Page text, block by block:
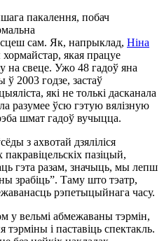
пакалення, побач
сам. Як, напрыклад, Ніна
якая працуе
на свеце. Ужо 48 гадоў яна
2003 годзе, застаў
які не толькі дасканала
разумее ўсю гэтую вялізную
шмат гадоў вучыцца.
з ахвотай дзяліліся
пазіцый,
гэта разам, значыць, мы лепш
зрабіць”. Таму што тэатр,
рэпетыцыйнага часу.
у вельмі абмежаваны тэрмін,
і паставіць спектакль.